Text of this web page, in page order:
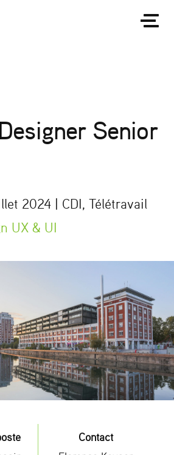
Senior
2024 | CDI, Télétravail
UX & UI
Contact